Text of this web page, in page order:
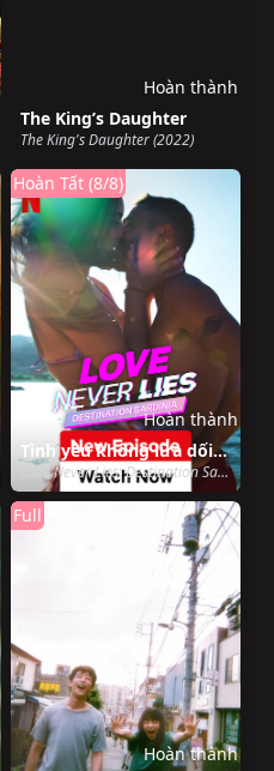
The King’s Daughter
The King's Daughter (2022)
Hoàn thành
Tình yêu không lừa dối: Điểm đến Sardinia
Love Never Lies: Destination Sardinia (2022)
Hoàn Tất (8/8)
Hoàn thành
Full
Hoàn thành